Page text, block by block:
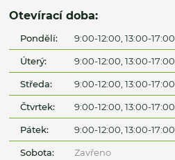
Otevírací doba:
Pondělí: 9:00-12:00, 13:00-17:00
Úterý: 9:00-12:00, 13:00-17:00
Středa: 9:00-12:00, 13:00-17:00
Čtvrtek: 9:00-12:00, 13:00-17:00
Pátek: 9:00-12:00, 13:00-17:00
Sobota: Zavřeno